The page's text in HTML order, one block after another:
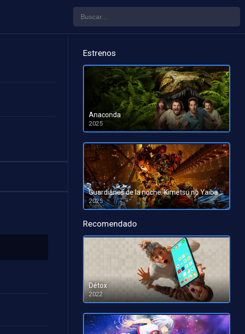
Estrenos
Anaconda
2025
HD 1080pHD 720p
Guardianes de la noche: Kimetsu no Yaiba La fortaleza infinita
2025
HD 1080pHD 720p
Recomendado
Détox
2022
HD 1080pHD 720p